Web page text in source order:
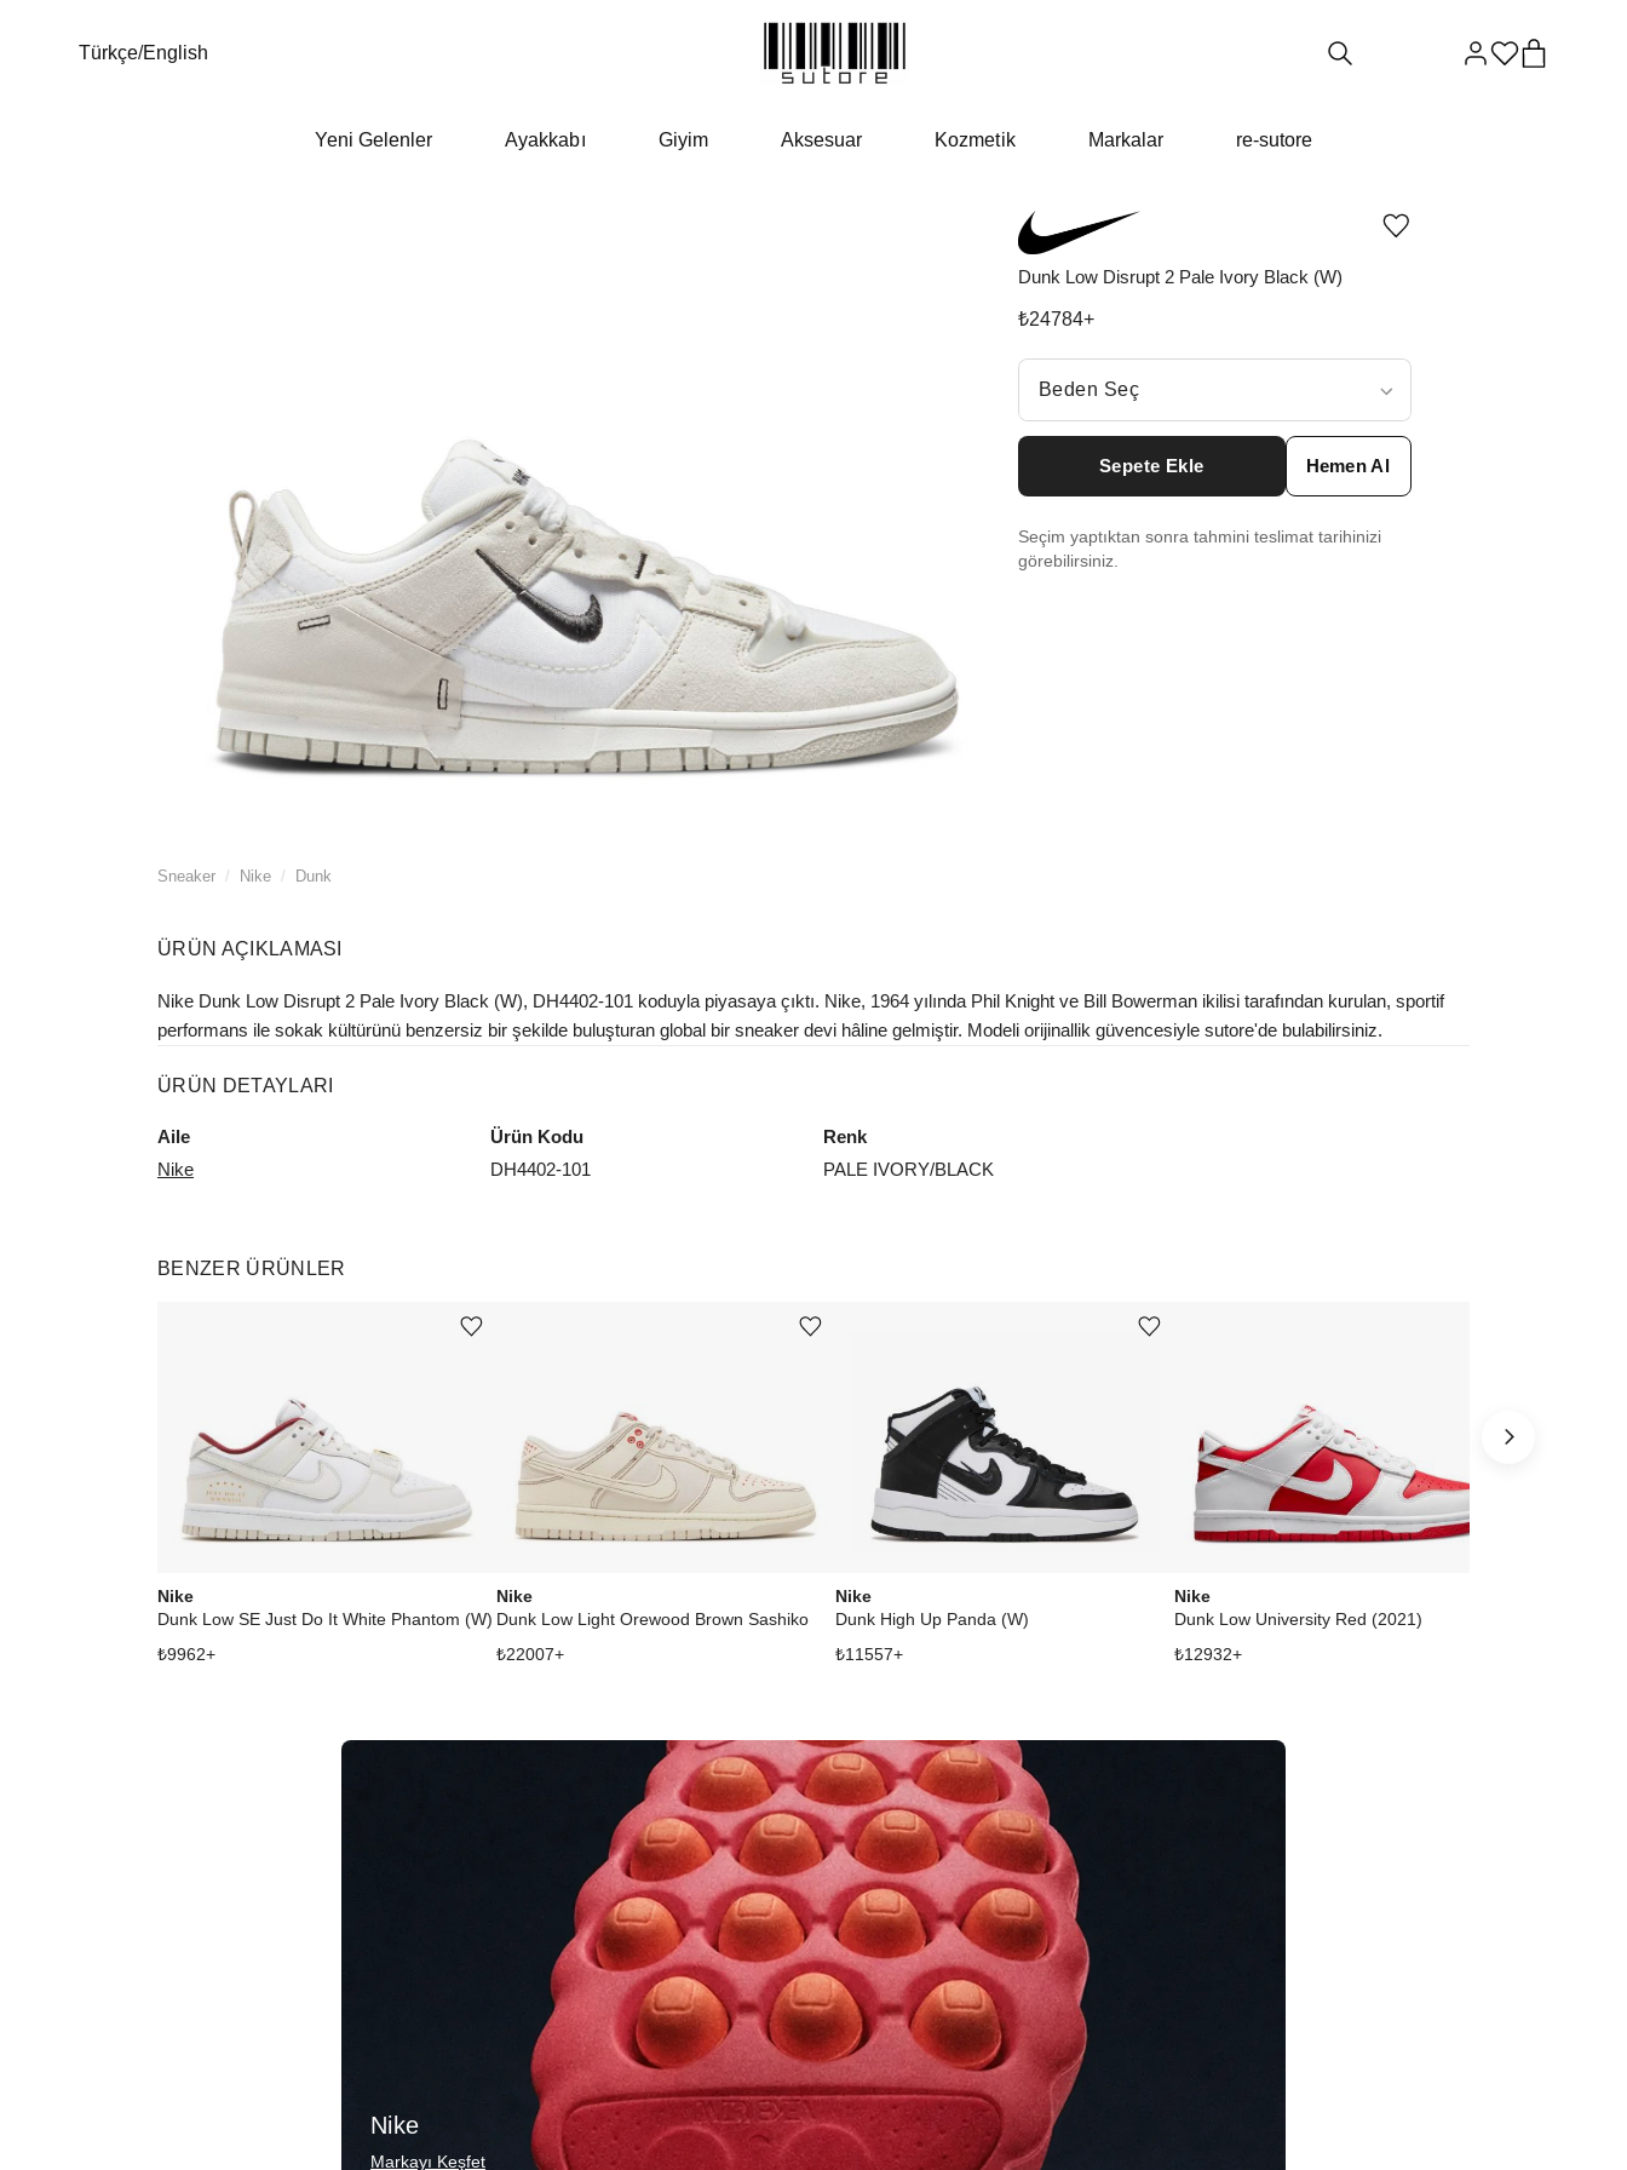
Türkçe/English
Yeni Gelenler Ayakkabı Giyim Aksesuar Kozmetik Markalar re-sutore
Sneaker / Nike / Dunk
Dunk Low Disrupt 2 Pale Ivory Black (W)
Ürünü
₺24784+
Beden Seç
Beden Seç
EU 39 ₺58197
EU 40 ₺35977
Sepete Ekle Hemen Al
Seçim yaptıktan sonra tahmini teslimat tarihinizi
görebilirsiniz.
ÜRÜN AÇIKLAMASI
Nike Dunk Low Disrupt 2 Pale Ivory Black (W), DH4402-101 koduyla piyasaya çıktı. Nike, 1964 yılında Phil Knight ve Bill Bowerman ikilisi tarafından kurulan, sportif
performans ile sokak kültürünü benzersiz bir şekilde buluşturan global bir sneaker devi hâline gelmiştir. Modeli orijinallik güvencesiyle sutore'de bulabilirsiniz.
ÜRÜN DETAYLARI
Aile
Nike
Ürün Kodu
DH4402-101
Renk
PALE IVORY/BLACK
BENZER ÜRÜNLER
Nike
Dunk Low SE Just Do It White Phantom (W)
₺9962+
Ürünü istek listesine ekle veya listeden çıkar
Nike
Dunk Low Light Orewood Brown Sashiko
₺22007+
Ürünü istek listesine ekle veya listeden çıkar
Nike
Dunk High Up Panda (W)
₺11557+
Ürünü istek listesine ekle veya listeden çıkar
Nike
Dunk Low University Red (2021)
₺12932+
Nike
Markayı Keşfet